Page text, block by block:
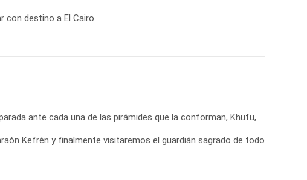
con destino a El Cairo.
ante cada una de las pirámides que la conforman, Khufu,
Kefrén y finalmente visitaremos el guardián sagrado de todo